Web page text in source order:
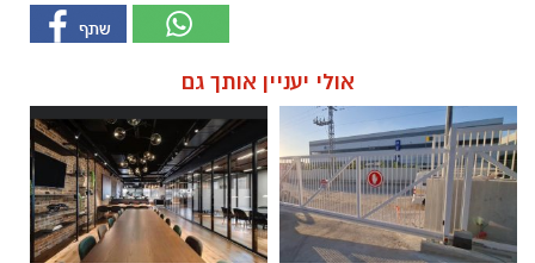
אולי יעניין אותך גם